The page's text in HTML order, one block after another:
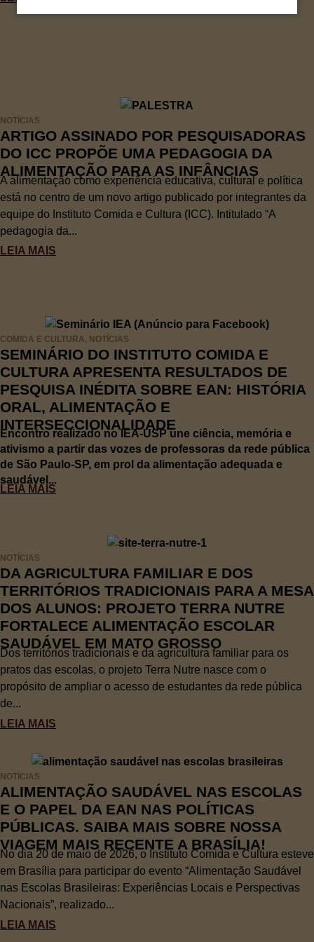
NOTÍCIAS
ARTIGO ASSINADO POR PESQUISADORAS
DO ICC PROPÕE UMA PEDAGOGIA DA
ALIMENTAÇÃO PARA AS INFÂNCIAS
A alimentação como experiência educativa, cultural e política
está no centro de um novo artigo publicado por integrantes da
equipe do Instituto Comida e Cultura (ICC). Intitulado “A
pedagogia da...
LEIA MAIS
COMIDA E CULTURA, NOTÍCIAS
SEMINÁRIO DO INSTITUTO COMIDA E
CULTURA APRESENTA RESULTADOS DE
PESQUISA INÉDITA SOBRE EAN: HISTÓRIA
ORAL, ALIMENTAÇÃO E
INTERSECCIONALIDADE
Encontro realizado no IEA-USP une ciência, memória e
ativismo a partir das vozes de professoras da rede pública
de São Paulo-SP, em prol da alimentação adequada e
saudável...
LEIA MAIS
NOTÍCIAS
DA AGRICULTURA FAMILIAR E DOS
TERRITÓRIOS TRADICIONAIS PARA A MESA
DOS ALUNOS: PROJETO TERRA NUTRE
FORTALECE ALIMENTAÇÃO ESCOLAR
SAUDÁVEL EM MATO GROSSO
Dos territórios tradicionais e da agricultura familiar para os
pratos das escolas, o projeto Terra Nutre nasce com o
propósito de ampliar o acesso de estudantes da rede pública
de...
LEIA MAIS
NOTÍCIAS
ALIMENTAÇÃO SAUDÁVEL NAS ESCOLAS
E O PAPEL DA EAN NAS POLÍTICAS
PÚBLICAS. SAIBA MAIS SOBRE NOSSA
VIAGEM MAIS RECENTE A BRASÍLIA!
No dia 20 de maio de 2026, o Instituto Comida e Cultura esteve
em Brasília para participar do evento “Alimentação Saudável
nas Escolas Brasileiras: Experiências Locais e Perspectivas
Nacionais”, realizado...
LEIA MAIS